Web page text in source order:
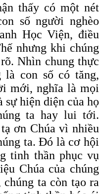
thấy có một nét
số người nghèo
Học Viện, điều
nhưng khi chúng
Nhìn chung thực
là con số có tăng,
mới, nghĩa là mọi
sự hiện diện của họ
ta hay lui tới.
ơn Chúa vì nhiều
ta. Đó là cơ hội
tinh thần phục vụ
Chúa của chúng
ta còn tạo ra